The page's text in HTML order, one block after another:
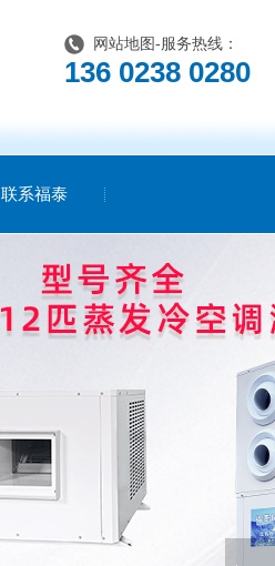
网站地图 -服务热线：
136 0238 0280
联系福泰